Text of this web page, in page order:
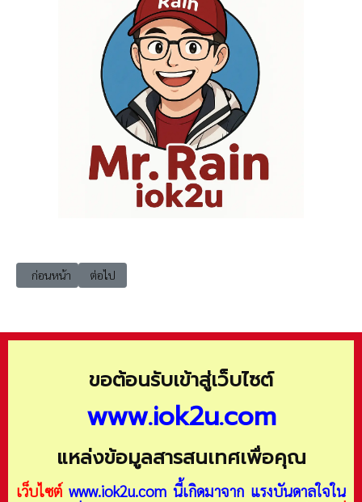
เนื้อหาก่อนหน้า: ข้อมูลเทคโนโลยีสารสนเทศ แยกตามหมวด
ก่อนหน้า เนื้อหาถัดไป: ict เทคโนโลยีสารสนเทศและการสื่อสาร
ต่อไป
ขอต้อนรับเข้าสู่เว็บไซต์
www.iok2u.com
แหล่งข้อมูลสารสนเทศเพื่อคุณ
เว็บไซต์ www.iok2u.com นี้เกิดมาจาก แรงบันดาลใจใน